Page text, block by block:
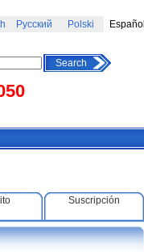
Русский Polski Español
Search
Suscripción